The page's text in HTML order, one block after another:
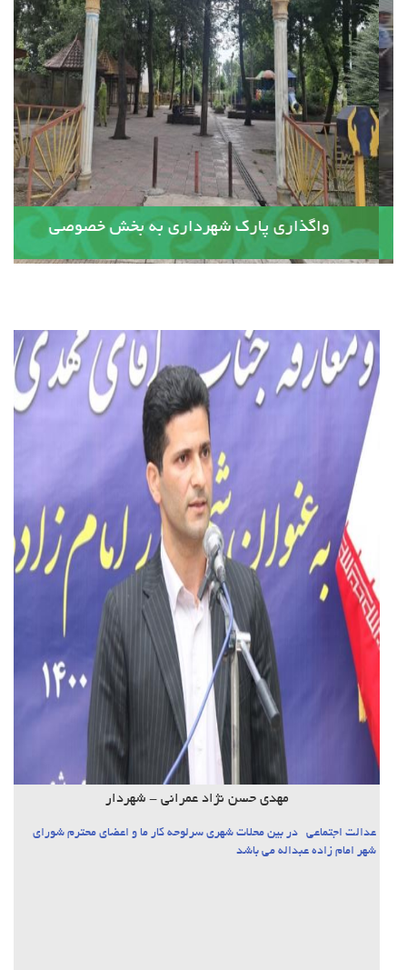
آسفالت کوچه وصال ۲۰
مهدی حسن نژاد عمرانی - شهردار
عدالت اجتماعی در بین محلات شهری سرلوحه کار ما و اعضای محترم شورای
شهر امام زاده عبداله می باشد